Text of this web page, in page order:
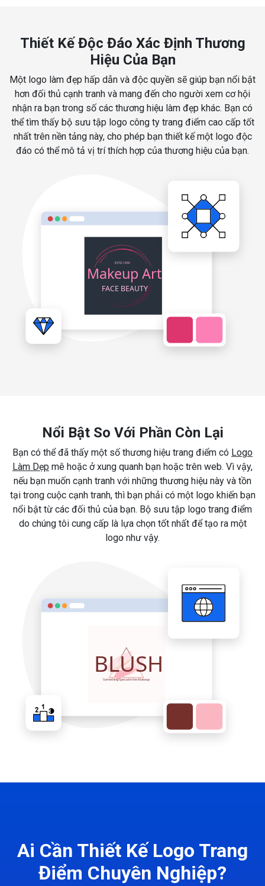
Thiết Kế Độc Đáo Xác Định Thương
Hiệu Của Bạn
Một logo làm đẹp hấp dẫn và độc quyền sẽ giúp bạn nổi bật
hơn đối thủ cạnh tranh và mang đến cho người xem cơ hội
nhận ra bạn trong số các thương hiệu làm đẹp khác. Bạn có
thể tìm thấy bộ sưu tập logo công ty trang điểm cao cấp tốt
nhất trên nền tảng này, cho phép bạn thiết kế một logo độc
đáo có thể mô tả vị trí thích hợp của thương hiệu của bạn.
Nổi Bật So Với Phần Còn Lại
Bạn có thể đã thấy một số thương hiệu trang điểm có Logo
Làm Dẹp mê hoặc ở xung quanh bạn hoặc trên web. Vì vậy,
nếu bạn muốn cạnh tranh với những thương hiệu này và tồn
tại trong cuộc cạnh tranh, thì bạn phải có một logo khiến bạn
nổi bật từ các đối thủ của bạn. Bộ sưu tập logo trang điểm
do chúng tôi cung cấp là lựa chọn tốt nhất để tạo ra một
logo như vậy.
Ai Cần Thiết Kế Logo Trang
Điểm Chuyên Nghiệp?